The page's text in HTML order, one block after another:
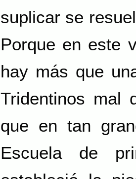
suplicar se
Porque en este
hay más que
Tridentinos mal
que en tan
Escuela de